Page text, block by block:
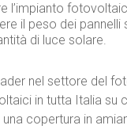
l’impianto
il peso dei pannelli
di luce solare.
nel settore del
in tutta Italia su
copertura in